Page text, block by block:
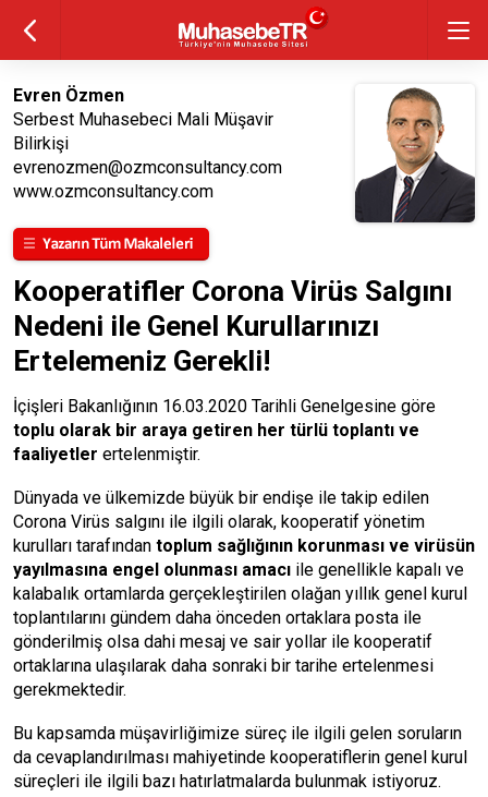
Evren Özmen
Serbest Muhasebeci Mali Müşavir
Bilirkişi
evrenozmen@ozmconsultancy.com
www.ozmconsultancy.com
Kooperatifler Corona Virüs Salgını
Nedeni ile Genel Kurullarınızı
Ertelemeniz Gerekli!
İçişleri Bakanlığının 16.03.2020 Tarihli Genelgesine göre
toplu olarak bir araya getiren her türlü toplantı ve
faaliyetler ertelenmiştir.
Dünyada ve ülkemizde büyük bir endişe ile takip edilen
Corona Virüs salgını ile ilgili olarak, kooperatif yönetim
kurulları tarafından toplum sağlığının korunması ve virüsün
yayılmasına engel olunması amacı ile genellikle kapalı ve
kalabalık ortamlarda gerçekleştirilen olağan yıllık genel kurul
toplantılarını gündem daha önceden ortaklara posta ile
gönderilmiş olsa dahi mesaj ve sair yollar ile kooperatif
ortaklarına ulaşılarak daha sonraki bir tarihe ertelenmesi
gerekmektedir.
Bu kapsamda müşavirliğimize süreç ile ilgili gelen soruların
da cevaplandırılması mahiyetinde kooperatiflerin genel kurul
süreçleri ile ilgili bazı hatırlatmalarda bulunmak istiyoruz.